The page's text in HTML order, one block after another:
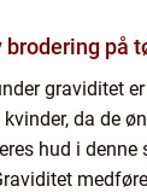
brodering på
graviditet
da de
hud i